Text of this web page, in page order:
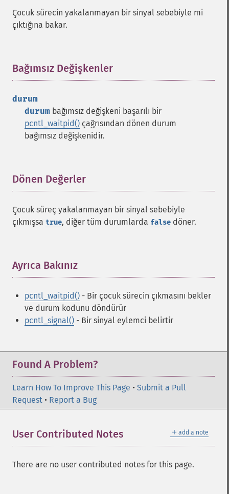
Çocuk sürecin yakalanmayan bir sinyal sebebiyle mi
çıktığına bakar.
Bağımsız Değişkenler
durum
durum bağımsız değişkeni başarılı bir
pcntl_waitpid() çağrısından dönen durum
bağımsız değişkenidir.
Dönen Değerler
Çocuk süreç yakalanmayan bir sinyal sebebiyle
çıkmışsa true, diğer tüm durumlarda false döner.
Ayrıca Bakınız
pcntl_waitpid() - Bir çocuk sürecin çıkmasını bekler
ve durum kodunu döndürür
pcntl_signal() - Bir sinyal eylemci belirtir
Found A Problem?
Learn How To Improve This Page • Submit a Pull
Request • Report a Bug
＋ add a note
User Contributed Notes
There are no user contributed notes for this page.